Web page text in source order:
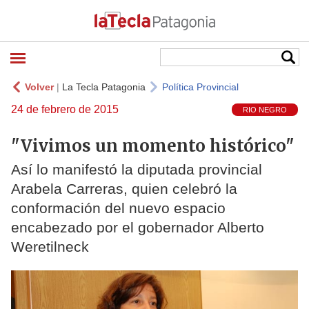
Volver| La Tecla Patagonia Política Provincial
24 de febrero de 2015 RIO NEGRO
"Vivimos un momento histórico"
Así lo manifestó la diputada provincial
Arabela Carreras, quien celebró la
conformación del nuevo espacio
encabezado por el gobernador Alberto
Weretilneck